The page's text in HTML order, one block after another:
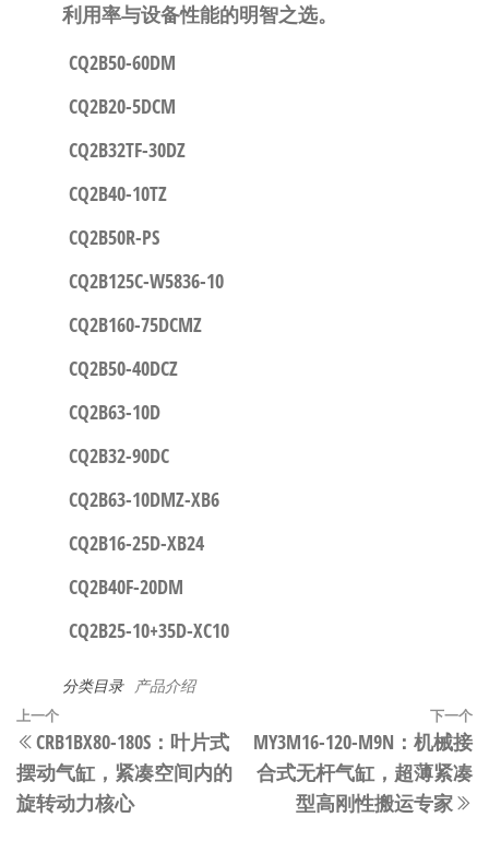
利用率与设备性能的明智之选。
CQ2B50-60DM
CQ2B20-5DCM
CQ2B32TF-30DZ
CQ2B40-10TZ
CQ2B50R-PS
CQ2B125C-W5836-10
CQ2B160-75DCMZ
CQ2B50-40DCZ
CQ2B63-10D
CQ2B32-90DC
CQ2B63-10DMZ-XB6
CQ2B16-25D-XB24
CQ2B40F-20DM
CQ2B25-10+35D-XC10
分类目录 产品介绍
文
章
导
上
一
篇
文
上一个
CRB1BX80-180S：叶片式
摆动气缸，紧凑空间内的
旋转动力核心
下一个
MY3M16-120-M9N：机械接
合式无杆气缸，超薄紧凑
型高刚性搬运专家